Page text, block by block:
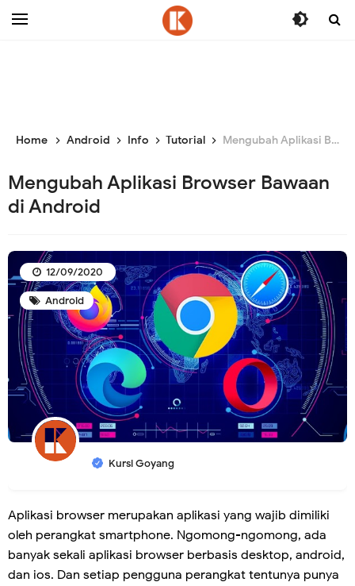
Home Android Info Tutorial Mengubah Aplikasi Browser Bawaan di Android
Mengubah Aplikasi Browser Bawaan
di Android
Android
Kursi Goyang
12/09/2020
Aplikasi browser merupakan aplikasi yang wajib dimiliki
oleh perangkat smartphone. Ngomong-ngomong, ada
banyak sekali aplikasi browser berbasis desktop, android,
dan ios. Dan setiap pengguna perangkat tentunya punya